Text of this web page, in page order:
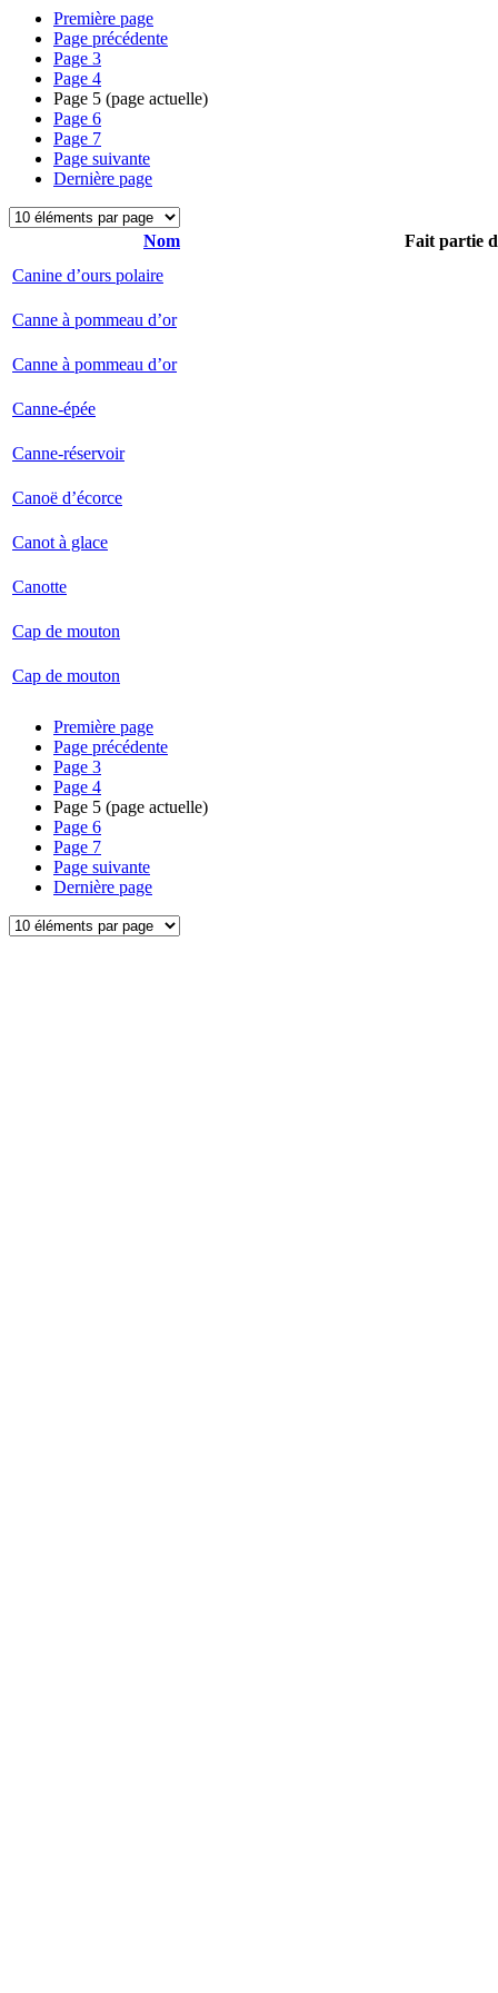
Première page
Page précédente
Page 3
Page 4
Page 5 (page actuelle)
Page 6
Page 7
Page suivante
Dernière page
Nom
Fait partie
Canine d’ours polaire
Canne à pommeau d’or
Canne à pommeau d’or
Canne-épée
Canne-réservoir
Canoë d’écorce
Canot à glace
Canotte
Cap de mouton
Cap de mouton
Première page
Page précédente
Page 3
Page 4
Page 5 (page actuelle)
Page 6
Page 7
Page suivante
Dernière page